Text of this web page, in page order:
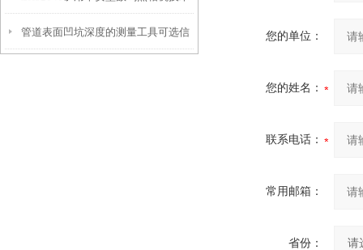
参数！
管道表面凹坑深度的测量工具可选信 您的单位：
您的姓名：
联系电话：
常用邮箱：
省份：